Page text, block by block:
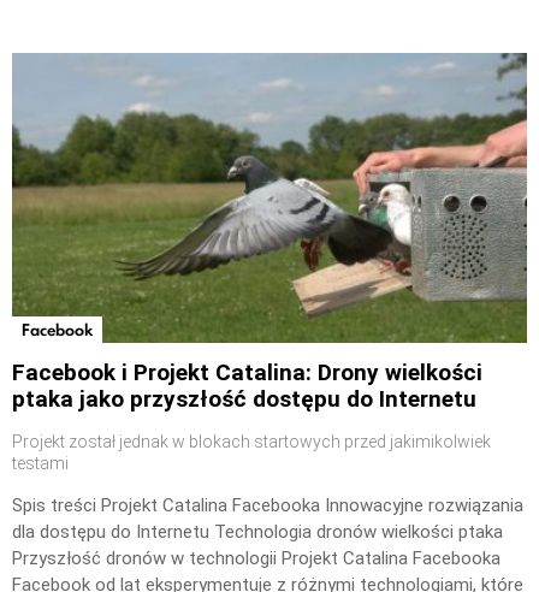
Facebook
Facebook i Projekt Catalina: Drony wielkości
ptaka jako przyszłość dostępu do Internetu
Projekt został jednak w blokach startowych przed jakimikolwiek
testami
Spis treści Projekt Catalina Facebooka Innowacyjne rozwiązania
dla dostępu do Internetu Technologia dronów wielkości ptaka
Przyszłość dronów w technologii Projekt Catalina Facebooka
Facebook od lat eksperymentuje z różnymi technologiami, które